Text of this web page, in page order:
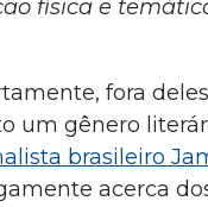
física e
fora
um gênero
brasileiro
acerca